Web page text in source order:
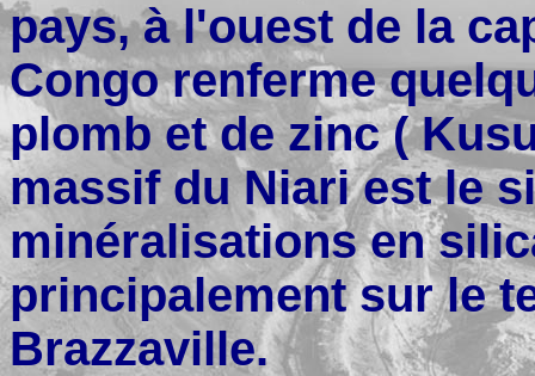
pays, à l'ouest de la
Congo renferme
plomb et de zinc (
massif du Niari est le
minéralisations en
principalement sur le
Brazzaville.